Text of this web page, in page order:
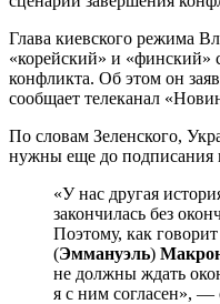
Глава киевского режима
«корейский» и «финский»
конфликта. Об этом он
сообщает телеканал
По словам Зеленского,
нужны еще до подписания
«У нас другая
закончилась без
Поэтому, как
(Эммануэль)
не должны ждать
я с ним согласен», —